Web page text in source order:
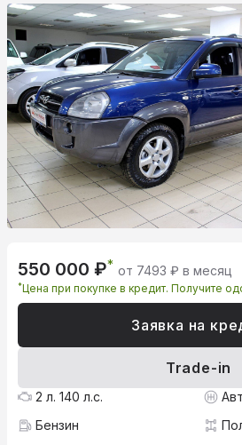
550 000 ₽* от 7493 ₽ в месяц
*Цена при покупке в кредит. Получите
Заявка на
Trade-in
2 л. 140 л.с.
Бензин